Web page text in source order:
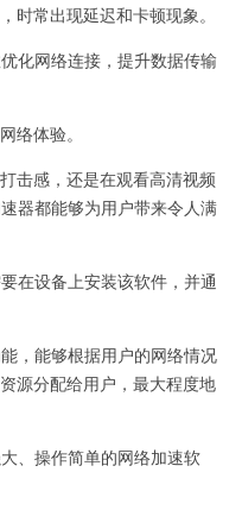
时常出现延迟和卡顿现象。
网络连接，提升数据传输
体验。
感，还是在观看高清视频
器都能够为用户带来令人满
设备上安装该软件，并通
能够根据用户的网络情况
源分配给用户，最大程度地
、操作简单的网络加速软